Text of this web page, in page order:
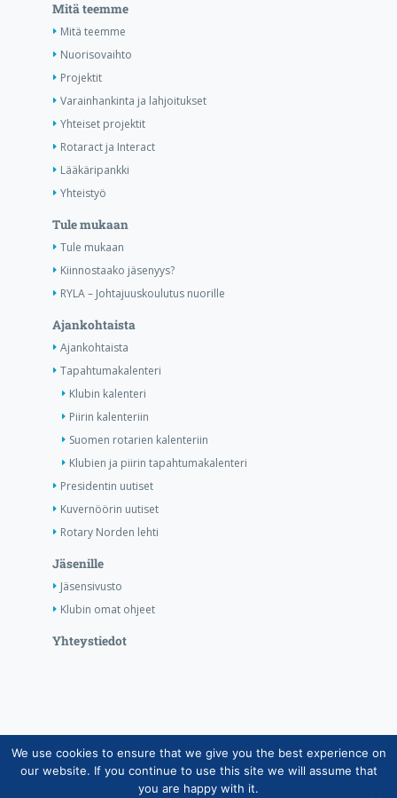
Mitä teemme
Mitä teemme
Nuorisovaihto
Projektit
Varainhankinta ja lahjoitukset
Yhteiset projektit
Rotaract ja Interact
Lääkäripankki
Yhteistyö
Tule mukaan
Tule mukaan
Kiinnostaako jäsenyys?
RYLA – Johtajuuskoulutus nuorille
Ajankohtaista
Ajankohtaista
Tapahtumakalenteri
Klubin kalenteri
Piirin kalenteriin
Suomen rotarien kalenteriin
Klubien ja piirin tapahtumakalenteri
Presidentin uutiset
Kuvernöörin uutiset
Rotary Norden lehti
Jäsenille
Jäsensivusto
Klubin omat ohjeet
Yhteystiedot
Copyright © Suomen Rotarypalvelu ry 2026 |
Jäsentietojärjestelmän tietosuojaseloste| Henkilötietojen
We use cookies to ensure that we give you the best experience on
our website. If you continue to use this site we will assume that
you are happy with it.